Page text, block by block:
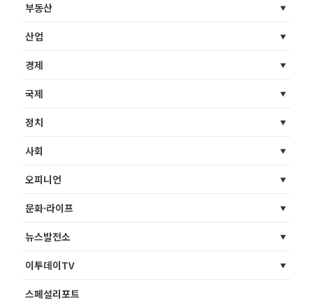
부동산
산업
경제
국제
정치
사회
오피니언
문화·라이프
뉴스발전소
이투데이TV
스페셜리포트